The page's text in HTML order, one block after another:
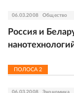
06.03.2008 Общество
Россия и
ПОЛОСА 2
06.03.2008 Экономика